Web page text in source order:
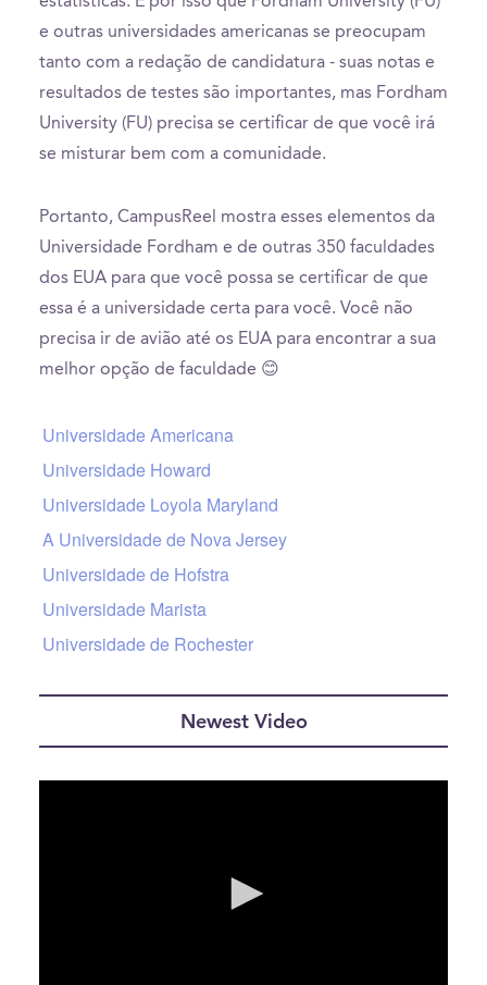
e outras universidades americanas se preocupam
tanto com a redação de candidatura - suas notas e
resultados de testes são importantes, mas Fordham
University (FU) precisa se certificar de que você irá
se misturar bem com a comunidade.
Portanto, CampusReel mostra esses elementos da
Universidade Fordham e de outras 350 faculdades
dos EUA para que você possa se certificar de que
essa é a universidade certa para você. Você não
precisa ir de avião até os EUA para encontrar a sua
melhor opção de faculdade 😊
Universidade Americana
Universidade Howard
Universidade Loyola Maryland
A Universidade de Nova Jersey
Universidade de Hofstra
Universidade Marista
Universidade de Rochester
Newest Video